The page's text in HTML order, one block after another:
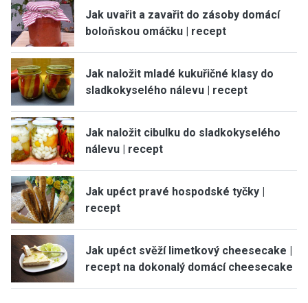
Jak uvařit a zavařit do zásoby domácí
boloňskou omáčku | recept
Jak naložit mladé kukuřičné klasy do
sladkokyselého nálevu | recept
Jak naložit cibulku do sladkokyselého
nálevu | recept
Jak upéct pravé hospodské tyčky |
recept
Jak upéct svěží limetkový cheesecake |
recept na dokonalý domácí cheesecake